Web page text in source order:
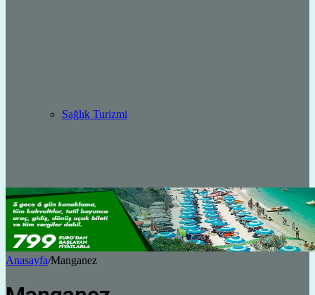
Sağlık Turizmi
Anasayfa/Manganez